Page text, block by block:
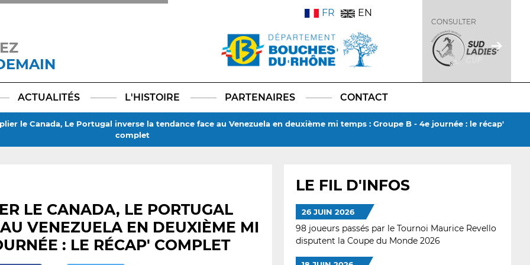
TikTokLinkedIn
X
FR EN
CONSULTER
ACTUALITÉS L'HISTOIRE PARTENAIRES CONTACT
le Canada, Le Portugal inverse la tendance face au Venezuela en deuxième mi temps : Groupe B - 4e journée : le récap'
complet
LE CANADA, LE PORTUGAL
VENEZUELA EN DEUXIÈME MI
: LE RÉCAP' COMPLET
LE FIL D'INFOS
26 JUIN 2026
98 joueurs passés par le Tournoi Maurice Revello
disputent la Coupe du Monde 2026